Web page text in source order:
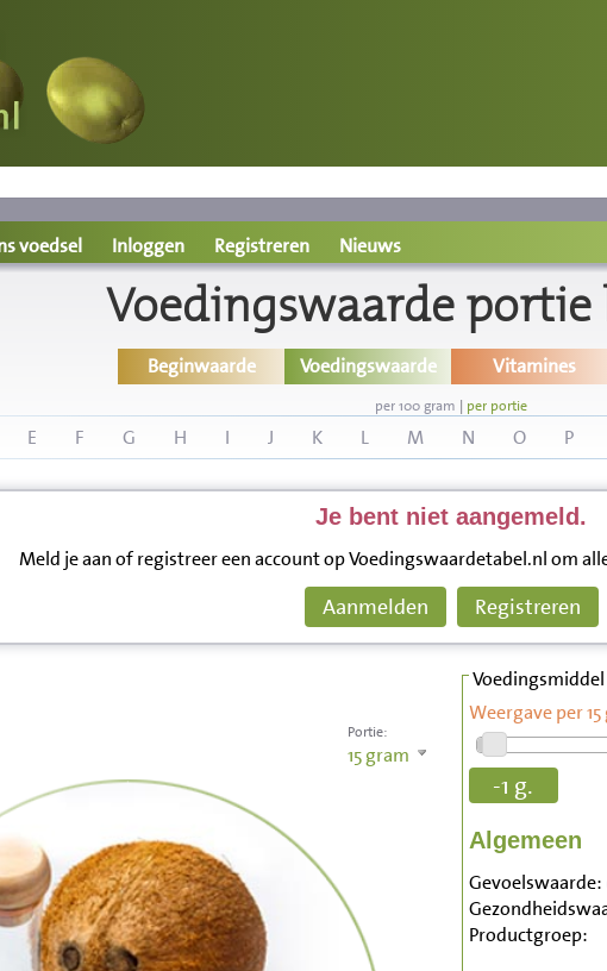
voedsel Inloggen Registreren Nieuws
Voedingswaarde portie
Beginwaarde Voedingswaarde Vitamines
per 100 gram | per portie
E F G H I J K L M N O P
Je bent niet aangemeld.
Meld je aan of registreer een account op Voedingswaardetabel.nl om
Aanmelden Registreren
Portie:
15gram
Voedingsmiddel
Weergave per
-1 g.
Algemeen
Gevoelswaarde:
Productgroep: